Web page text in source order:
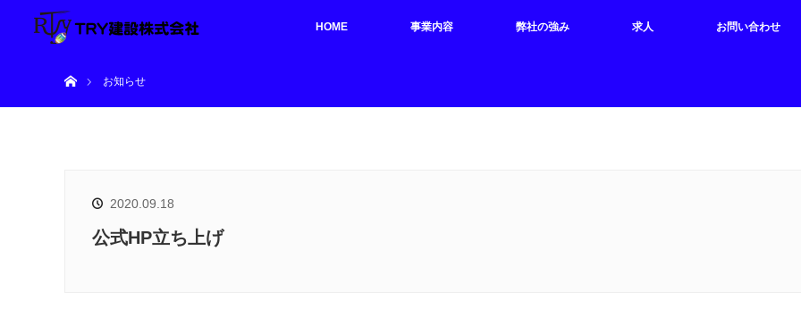
HOME 事業内容 弊社の強み 求人 お問い合わせ
お知らせ
2020.09.18
公式HP立ち上げ